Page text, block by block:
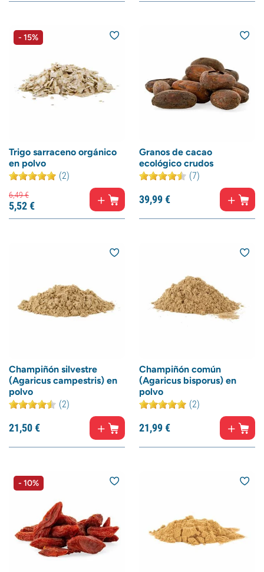
- 15%
Trigo sarraceno orgánico
en polvo
(2)
6,49€
5,52€
Granos de cacao
ecológico crudos
(7)
39,99€
Champiñón silvestre
(Agaricus campestris) en
polvo
(2)
21,50€
Champiñón común
(Agaricus bisporus) en
polvo
(2)
21,99€
- 10%